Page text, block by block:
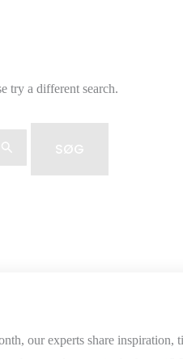
try a different search.
our experts share inspiration,